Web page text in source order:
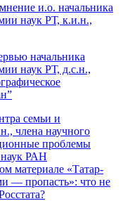
и.о. начальника
наук РТ, к.и.н.,
начальника
наук РТ, д.с.н.,
семьи и
члена научного
проблемы
РАН
материале «Татар-
— пропасть»: что не